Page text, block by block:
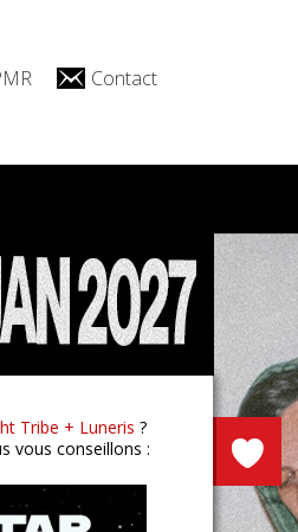
Contact
Tribe + Luneris ?
vous conseillons :
IN CONCERT
Lyon